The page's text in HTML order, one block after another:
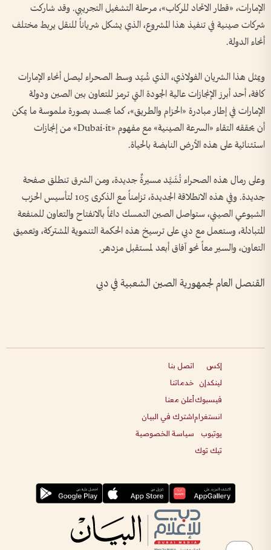
الإمارات، «قطار الاتحاد للركاب»، مرحلة التشغيل التجريبي. وقد شاركت
شركات صينية في تنفيذ هذا المشروع، الذي يشكل شرياناً للنقل يربط مختلف
أنحاء الدولة.
ويمثل هذا الشريان الفولاذي، الذي شُيّد وسط الصحراء ليصل أنحاء الإمارات
كافة، أحد أبرز الإنجازات عالية الجودة التي ترمز للتعاون بين الصين ودولة
الإمارات في إطار مبادرة «الحزام والطريق»، كما يجسد بصورة ملموسة ما يمكن
أن يحققه التقاء «السرعة الصينية» مع مفهوم «Dubai-it» من إنجازات
استثنائية على هذه الأرض النابضة بالحياة.
وعلى رمال هذه الصحراء تُشَيَّد مسيرةٌ جديدة، ومن الشرق تنطلق صفحة
جديدة. وفي هذه الانطلاقة الجديدة، تزامناً مع الذكرى 105 لتأسيس الحزب
الشيوعي الصيني، ستواصل الصين التمسك دائماً بالانفتاح والتعاون للمنفعة
المتبادلة، وستعمل مع دبي على ترسيخ هذه الحكمة التنموية المشتركة، وتعميق
التعاون، والسير معاً نحو آفاق أبعد لمستقبل مزدهر.
القنصل العام لجمهورية الصين الشعبية في دبي
إكس
لينكدإن
فيسبوك
انستغرام
يوتيوب
تيك توك
اتصل بنا
خدماتنا
أعلن معنا
اشترك في البيان
سياسة الخصوصية